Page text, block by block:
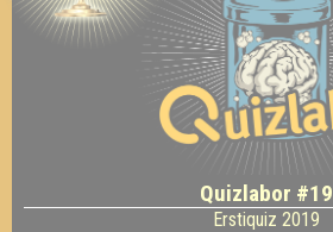
Quizlabor #19
Erstiquiz 2019